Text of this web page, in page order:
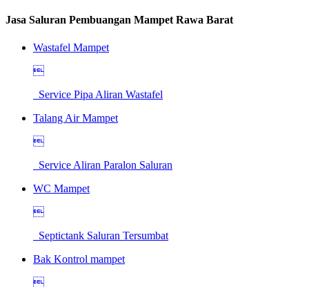
Jasa Saluran Pembuangan Mampet Rawa Barat
Wastafel Mampet

Service Pipa Aliran Wastafel
Talang Air Mampet

Service Aliran Paralon Saluran
WC Mampet

Septictank Saluran Tersumbat
Bak Kontrol mampet
